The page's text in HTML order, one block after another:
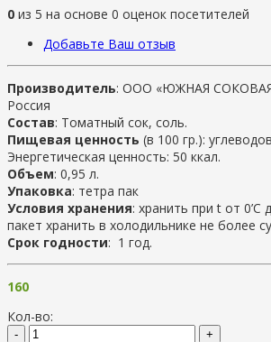
0 из 5 на основе 0 оценок посетителей
Добавьте Ваш отзыв
Производитель: ООО «ЮЖНАЯ
Россия
Состав: Томатный сок, соль.
Пищевая ценность (в 100 гр.):
Энергетическая ценность: 50 ккал.
Объем: 0,95 л.
Упаковка: тетра пак
Условия хранения: хранить при t от 0’C
пакет хранить в холодильнике не более
Срок годности: 1 год.
160
Кол-во:
-
+